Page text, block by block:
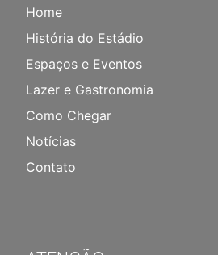
Home
História do Estádio
Espaços e Eventos
Lazer e Gastronomia
Como Chegar
Notícias
Contato